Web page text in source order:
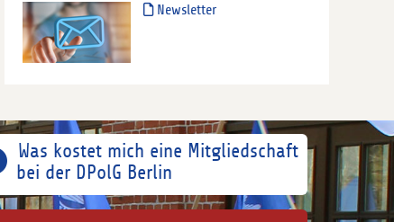
Newsletter
Was kostet mich eine Mitgliedschaft
bei der DPolG Berlin